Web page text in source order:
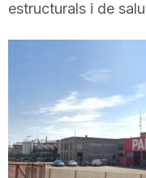
d
estructurals i de